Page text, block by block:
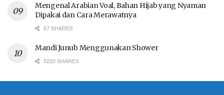
Mengenal Arabian Voal, Bahan Hijab yang Nyaman
Dipakai dan Cara Merawatnya
67 SHARES
Mandi Junub Menggunakan Shower
5220 SHARES